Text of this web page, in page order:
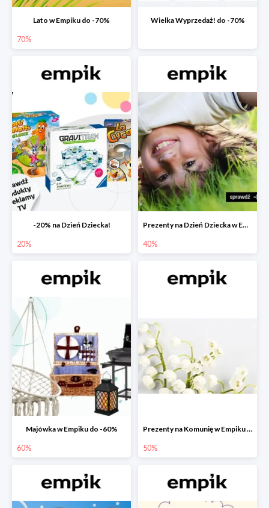
Lato w Empiku do -70%
70%
Wielka Wyprzedaż! do -70%
-20% na Dzień Dziecka!
20%
Prezenty na Dzień Dziecka w Empiku do -40%
40%
Majówka w Empiku do -60%
60%
Prezenty na Komunię w Empiku do -50%
50%